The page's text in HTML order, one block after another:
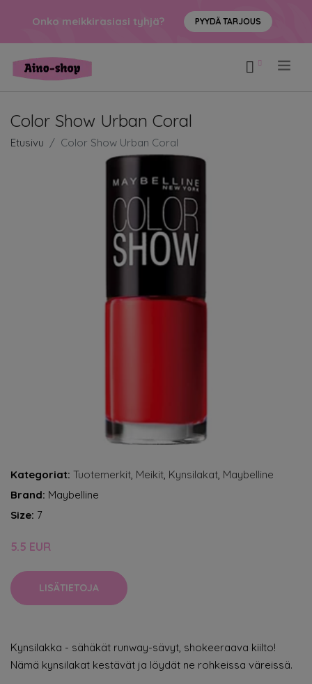
Onko meikkirasiasi tyhjä? PYYDÄ TARJOUS
Color Show Urban Coral
Etusivu Color Show Urban Coral
Kategoriat: Tuotemerkit, Meikit, Kynsilakat, Maybelline
Brand: Maybelline
Size: 7
5.5 EUR
LISÄTIETOJA
Kynsilakka - sähäkät runway-sävyt, shokeeraava kiilto!
Nämä kynsilakat kestävät ja löydät ne rohkeissa väreissä.